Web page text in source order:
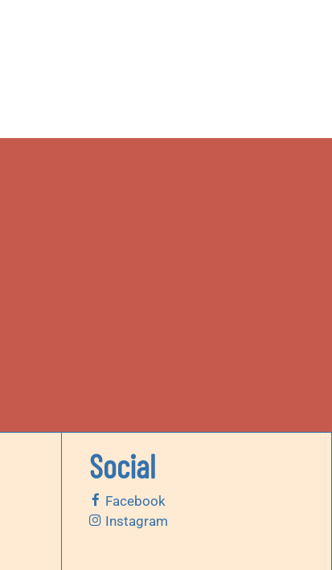
Social
Facebook
Instagram